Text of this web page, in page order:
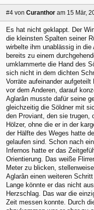
#4 von Curanthor am 15 Mär,
Es hat nicht geklappt. Der
die kleinsten Spalten seiner
wirbelte ihm unablässig in
bereits zu einem
umklammerte die Hand des
sich nicht in dem dichten
Vorräte aufeinander
vor dem Anderen, darauf
Aglarân musste dafür seine
gleichzeitig die Söldner mit
den Proviant, den sie trugen,
Hölzer, ohne die er in der
der Hälfte des Weges hatte
gelaufen sind. Schon nach
Infernos hatte er das
Orientierung. Das weiße
Meter zu blicken,
Aglarân einen weiteren
Lange könnte er das nicht
Herzschlag. Das war die
Zeit messen konnte. Durch